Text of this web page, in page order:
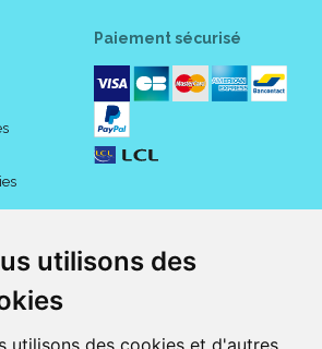
utilisons des
utilisons des cookies et d'autres
Paiement sécurisé
"
de plus de 11000 références, au prix les plus bas possible
orthopédie, matériel médical. 1700 en médicaments sans
albert.fr"vous propose les service suivants :
la pharmacie).
ou chez un commerçant sur la France (Andorre, Monaco et
(livraison assuré par Colissimo et ses partenaires à l'